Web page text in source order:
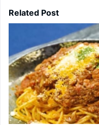
Related Post